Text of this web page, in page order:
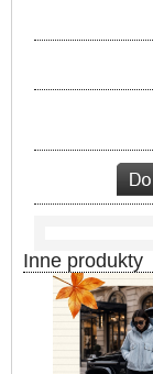
Inne produkty